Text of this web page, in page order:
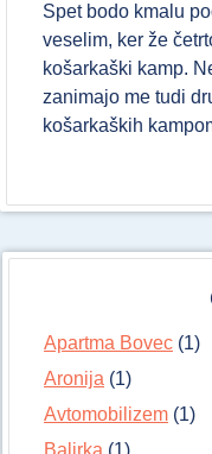
Spet bodo kmalu
veselim, ker že
košarkaški kamp.
zanimajo me tudi
košarkaških
Apartma Bovec (1)
Aronija (1)
Avtomobilizem (1)